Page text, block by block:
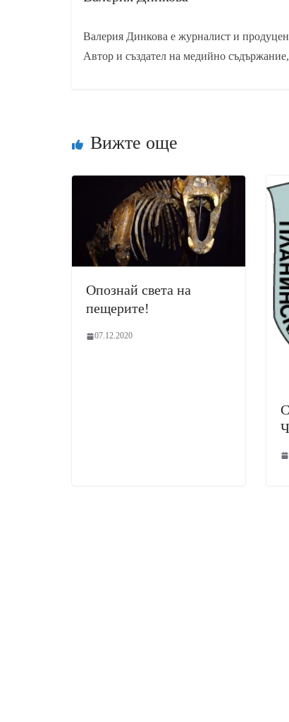
Валерия Динкова е журналист и
Автор и създател на медийно
Вижте още
Опознай света на
пещерите!
07.12.2020